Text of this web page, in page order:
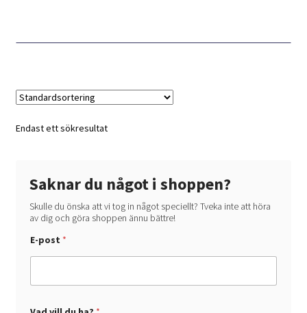
Endast ett sökresultat
Saknar du något i shoppen?
Skulle du önska att vi tog in något speciellt? Tveka inte att höra
av dig och göra shoppen ännu bättre!
a
a
E-post *